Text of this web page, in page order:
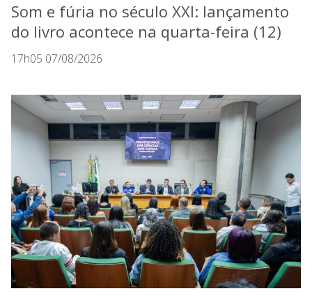
Som e fúria no século XXI: lançamento
do livro acontece na quarta-feira (12)
17h05 07/08/2026